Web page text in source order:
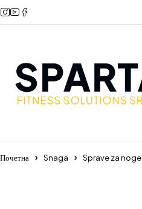
Почетна Snaga Sprave za noge